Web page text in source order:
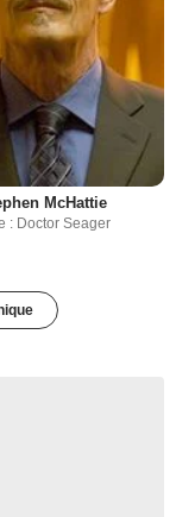
McHattie
: Doctor Seager